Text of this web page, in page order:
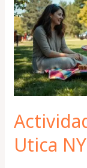
Utica
Utica
NY
para
Disfrutar